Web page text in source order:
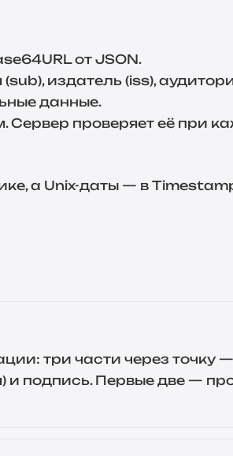
от JSON.
издатель (iss),
данные.
проверяет её при
, а Unix-даты — в
три части через точку
и подпись. Первые две —